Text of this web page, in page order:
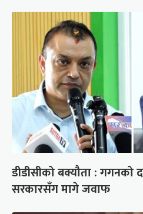
डीडीसीको बक्यौता : गगनको
सरकारसँग मागे जवाफ